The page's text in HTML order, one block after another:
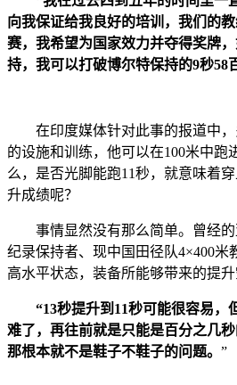
向我保证给我良好的培训，我们的
赛，我希望为国家效力并夺得奖牌
持，我可以打破博尔特保持的9秒58
在印度媒体针对此事的报道中，
的设施和训练，他可以在100米中跑
么，是否光脚能跑11秒，就意味着
升成绩呢？
事情显然没有那么简单。曾经的
纪录保持者、现中国田径队4×400米
高水平状态，装备所能够带来的提升
“13秒提升到11秒可能很容易，
难了，再往前就是只能是百分之几秒
那根本就不是鞋子不鞋子的问题。 ”